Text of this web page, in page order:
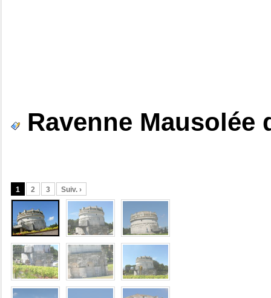
Ravenne Mausolée
1 2 3 Suiv. ›